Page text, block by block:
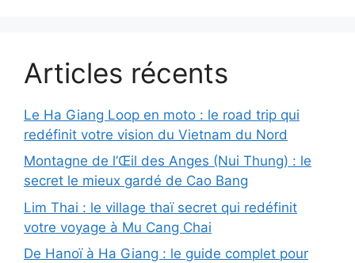
Articles récents
Le Ha Giang Loop en moto : le road trip qui
redéfinit votre vision du Vietnam du Nord
Montagne de l’Œil des Anges (Nui Thung) : le
secret le mieux gardé de Cao Bang
Lim Thai : le village thaï secret qui redéfinit
votre voyage à Mu Cang Chai
De Hanoï à Ha Giang : le guide complet pour